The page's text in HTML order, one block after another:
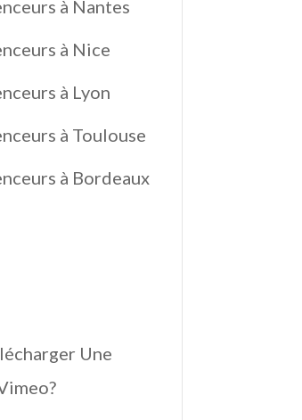
à Nantes
à Nice
à Lyon
à Toulouse
à Bordeaux
Une